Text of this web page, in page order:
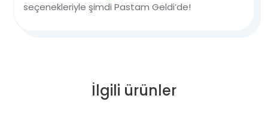
seçenekleriyle şimdi Pastam Geldi’de!
İlgili ürünler